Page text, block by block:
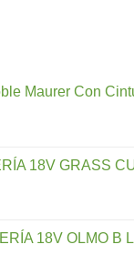
Maurer Con
18V GRASS
18V OLMO B